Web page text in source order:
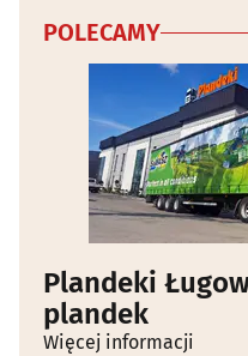
POLECAMY
Plandeki
plandek
Więcej informacji